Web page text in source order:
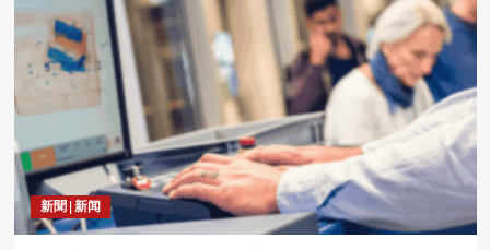
新聞 | 新闻